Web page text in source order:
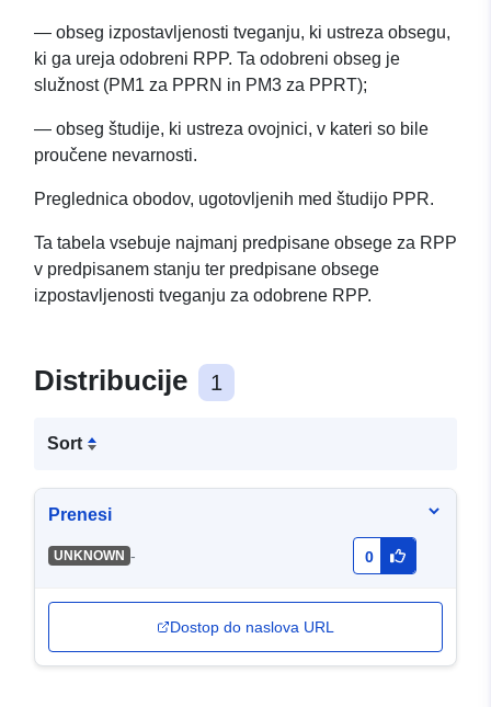
— obseg izpostavljenosti tveganju, ki ustreza obsegu,
ki ga ureja odobreni RPP. Ta odobreni obseg je
služnost (PM1 za PPRN in PM3 za PPRT);
— obseg študije, ki ustreza ovojnici, v kateri so bile
proučene nevarnosti.
Preglednica obodov, ugotovljenih med študijo PPR.
Ta tabela vsebuje najmanj predpisane obsege za RPP
v predpisanem stanju ter predpisane obsege
izpostavljenosti tveganju za odobrene RPP.
Distribucije 1
Sort
Prenesi
UNKNOWN - 0
Dostop do naslova URL